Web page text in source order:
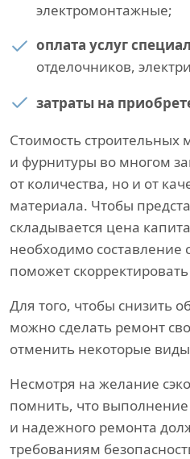
электромонтажные;
оплата услуг
отделочников,
затраты на
Стоимость строительных
и фурнитуры во многом
от количества, но и от
материала. Чтобы
складывается цена
необходимо составление
поможет
Для того, чтобы снизить
можно сделать ремонт
отменить некоторые
Несмотря на желание
помнить, что выполнение
и надежного ремонта
требованиям